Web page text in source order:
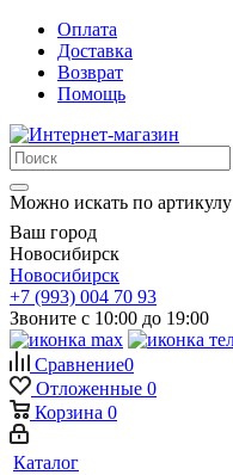
Оплата
Доставка
Возврат
Помощь
Можно искать по артикулу
Ваш город
Новосибирск
Новосибирск
+7 (993) 004 70 93
Звоните с 10:00 до 19:00
Сравнение0
Отложенные 0
Корзина 0
Каталог